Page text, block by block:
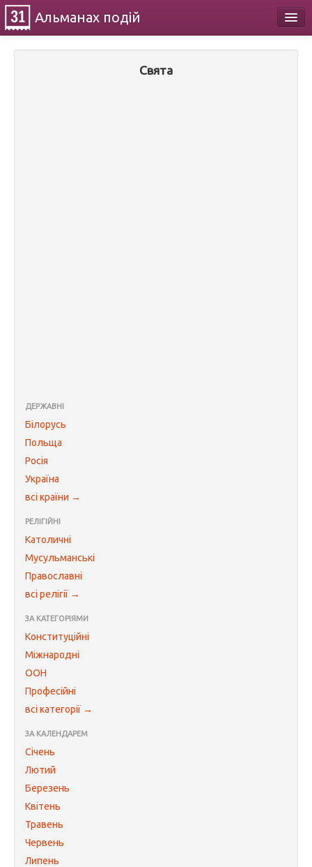
Альманах подій
Свята
ДЕРЖАВНІ
Білорусь
Польща
Росія
Україна
всі країни →
РЕЛІГІЙНІ
Католичні
Мусульманські
Православні
всі релігії →
ЗА КАТЕГОРІЯМИ
Конституційні
Міжнародні
ООН
Професійні
всі категорії →
ЗА КАЛЕНДАРЕМ
Січень
Лютий
Березень
Квітень
Травень
Червень
Липень